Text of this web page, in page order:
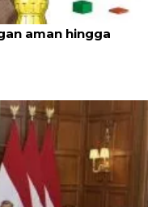
aman hingga